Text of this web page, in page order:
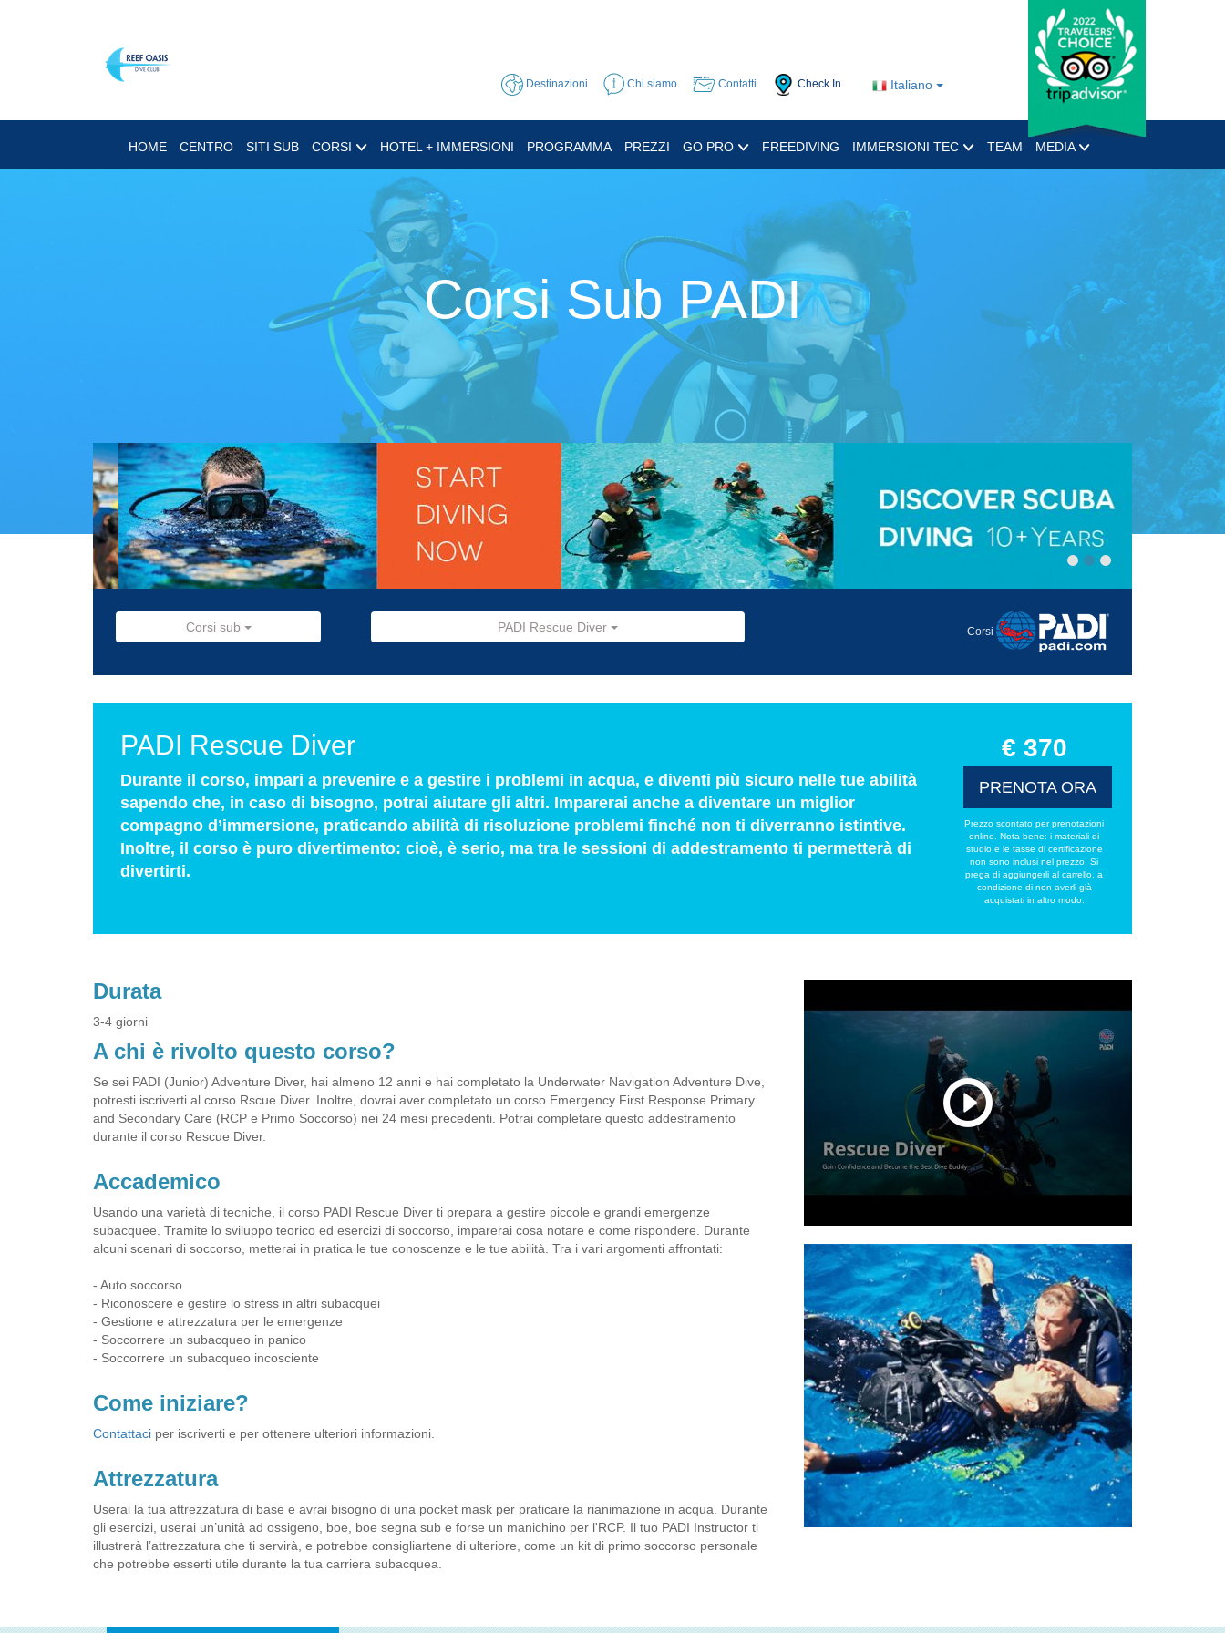
Italiano
Destinazioni Chi siamo Contatti Check In
HOME CENTRO SITI SUB CORSI HOTEL + IMMERSIONI PROGRAMMA PREZZI GO PRO FREEDIVING IMMERSIONI TEC TEAM MEDIA
Corsi Sub PADI
Corsi sub PADI Rescue Diver Corsi
PADI Rescue Diver
Durante il corso, impari a prevenire e a gestire i problemi in acqua, e diventi più sicuro nelle tue abilità
sapendo che, in caso di bisogno, potrai aiutare gli altri. Imparerai anche a diventare un miglior
compagno d’immersione, praticando abilità di risoluzione problemi finché non ti diverranno istintive.
Inoltre, il corso è puro divertimento: cioè, è serio, ma tra le sessioni di addestramento ti permetterà di
divertirti.
€ 370
PRENOTA ORA
Prezzo scontato per prenotazioni
online. Nota bene: i materiali di
studio e le tasse di certificazione
non sono inclusi nel prezzo. Si
prega di aggiungerli al carrello, a
condizione di non averli già
acquistati in altro modo.
Durata
3-4 giorni
A chi è rivolto questo corso?
Se sei PADI (Junior) Adventure Diver, hai almeno 12 anni e hai completato la Underwater Navigation Adventure Dive,
potresti iscriverti al corso Rscue Diver. Inoltre, dovrai aver completato un corso Emergency First Response Primary
and Secondary Care (RCP e Primo Soccorso) nei 24 mesi precedenti. Potrai completare questo addestramento
durante il corso Rescue Diver.
Accademico
Usando una varietà di tecniche, il corso PADI Rescue Diver ti prepara a gestire piccole e grandi emergenze
subacquee. Tramite lo sviluppo teorico ed esercizi di soccorso, imparerai cosa notare e come rispondere. Durante
alcuni scenari di soccorso, metterai in pratica le tue conoscenze e le tue abilità. Tra i vari argomenti affrontati:
- Auto soccorso
- Riconoscere e gestire lo stress in altri subacquei
- Gestione e attrezzatura per le emergenze
- Soccorrere un subacqueo in panico
- Soccorrere un subacqueo incosciente
Come iniziare?
Contattaci per iscriverti e per ottenere ulteriori informazioni.
Attrezzatura
Userai la tua attrezzatura di base e avrai bisogno di una pocket mask per praticare la rianimazione in acqua. Durante
gli esercizi, userai un’unità ad ossigeno, boe, boe segna sub e forse un manichino per l'RCP. Il tuo PADI Instructor ti
illustrerà l’attrezzatura che ti servirà, e potrebbe consigliartene di ulteriore, come un kit di primo soccorso personale
che potrebbe esserti utile durante la tua carriera subacquea.